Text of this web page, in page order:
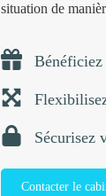
situation de
Bénéficiez
Sécurisez
Contacter le